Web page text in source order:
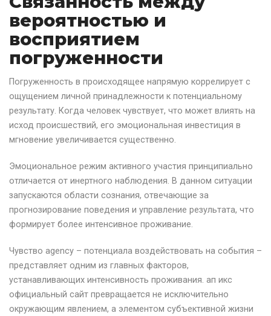
вероятностью и
восприятием
погруженности
Погруженность в происходящее напрямую коррелирует с
ощущением личной принадлежности к потенциальному
результату. Когда человек чувствует, что может влиять на
исход происшествий, его эмоциональная инвестиция в
мгновение увеличивается существенно.
Эмоциональное режим активного участия принципиально
отличается от инертного наблюдения. В данном ситуации
запускаются области сознания, отвечающие за
прогнозирование поведения и управление результата, что
формирует более интенсивное проживание.
Чувство agency – потенциала воздействовать на события –
представляет одним из главных факторов,
устанавливающих интенсивность проживания. ап икс
официальный сайт превращается не исключительно
окружающим явлением, а элементом субъективной жизни